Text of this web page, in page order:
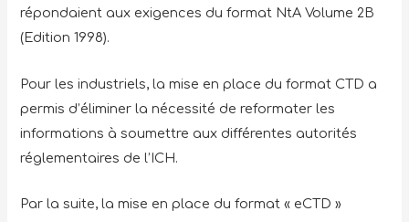
répondaient aux exigences du format NtA Volume 2B
(Edition 1998).
Pour les industriels, la mise en place du format CTD a
permis d’éliminer la nécessité de reformater les
informations à soumettre aux différentes autorités
réglementaires de l’ICH.
Par la suite, la mise en place du format « eCTD »